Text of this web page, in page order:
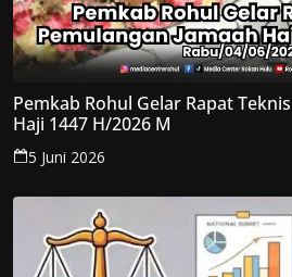
Pemkab Rohul Gelar Rapat
Haji 1447 H/2026 M
5 Juni 2026